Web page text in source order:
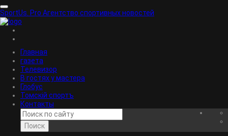
SportUs. Pro Агентство спортивных новостей
Главная
газета
Телевизор
В гостях у мастера
Глобус
Томскiй спортъ
Контакты
Поиск